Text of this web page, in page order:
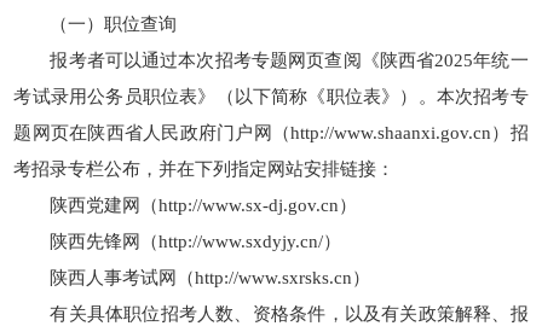
（一）职位查询
报考者可以通过本次招考专题网页查阅《陕西省2025年统一
考试录用公务员职位表》（以下简称《职位表》）。本次招考专
题网页在陕西省人民政府门户网（http://www.shaanxi.gov.cn）招
考招录专栏公布，并在下列指定网站安排链接：
陕西党建网（http://www.sx-dj.gov.cn）
陕西先锋网（http://www.sxdyjy.cn/）
陕西人事考试网（http://www.sxrsks.cn）
有关具体职位招考人数、资格条件，以及有关政策解释、报